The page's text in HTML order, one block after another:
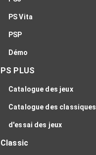
PS Vita
PSP
Démo
PS PLUS
Catalogue des jeux
Catalogue des classiques
d'essai des jeux
Classic